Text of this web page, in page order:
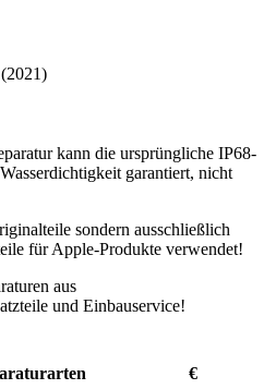
kann die ursprüngliche IP68-
garantiert, nicht
sondern ausschließlich
für Apple-Produkte verwendet!
aus
und Einbauservice!
€